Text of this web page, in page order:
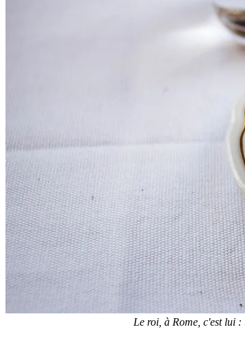
Le roi, à Rome, c'est lui :